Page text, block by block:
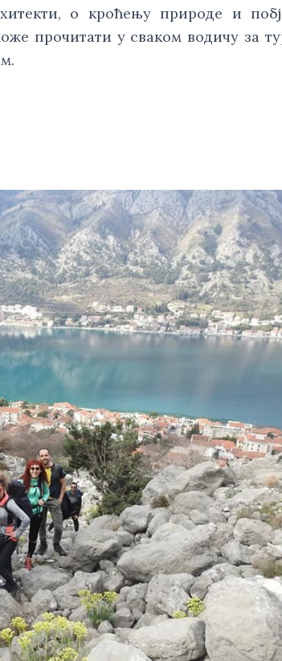
о кроћењу природе и
прочитати у сваком водичу за